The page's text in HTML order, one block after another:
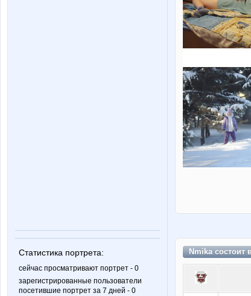
Статистика портрета:
сейчас просматривают портрет - 0
зарегистрированные пользователи
посетившие портрет за 7 дней - 0
Nmika состоит